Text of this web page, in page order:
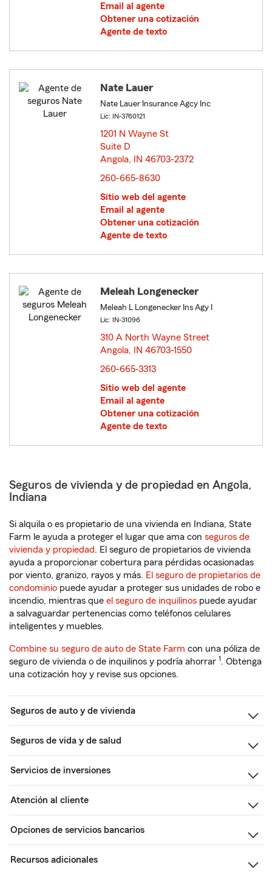
Email al agente
Obtener una cotización
Agente de texto
Nate Lauer
Nate Lauer Insurance Agcy Inc
Lic: IN-3760121
1201 N Wayne St
Suite D
Angola, IN 46703-2372
260-665-8630
Sitio web del agente
Email al agente
Obtener una cotización
Agente de texto
Meleah Longenecker
Meleah L Longenecker Ins Agy I
Lic: IN-31096
310 A North Wayne Street
Angola, IN 46703-1550
260-665-3313
Sitio web del agente
Email al agente
Obtener una cotización
Agente de texto
Seguros de vivienda y de propiedad en Angola,
Indiana
Si alquila o es propietario de una vivienda en Indiana, State
Farm le ayuda a proteger el lugar que ama con seguros de
vivienda y propiedad. El seguro de propietarios de vivienda
ayuda a proporcionar cobertura para pérdidas ocasionadas
por viento, granizo, rayos y más. El seguro de propietarios de
condominio puede ayudar a proteger sus unidades de robo e
incendio, mientras que el seguro de inquilinos puede ayudar
a salvaguardar pertenencias como teléfonos celulares
inteligentes y muebles.
Combine su seguro de auto de State Farm con una póliza de
seguro de vivienda o de inquilinos y podría ahorrar 1. Obtenga
una cotización hoy y revise sus opciones.
Seguros de auto y de vivienda
Seguros de vida y de salud
Servicios de inversiones
Atención al cliente
Opciones de servicios bancarios
Recursos adicionales